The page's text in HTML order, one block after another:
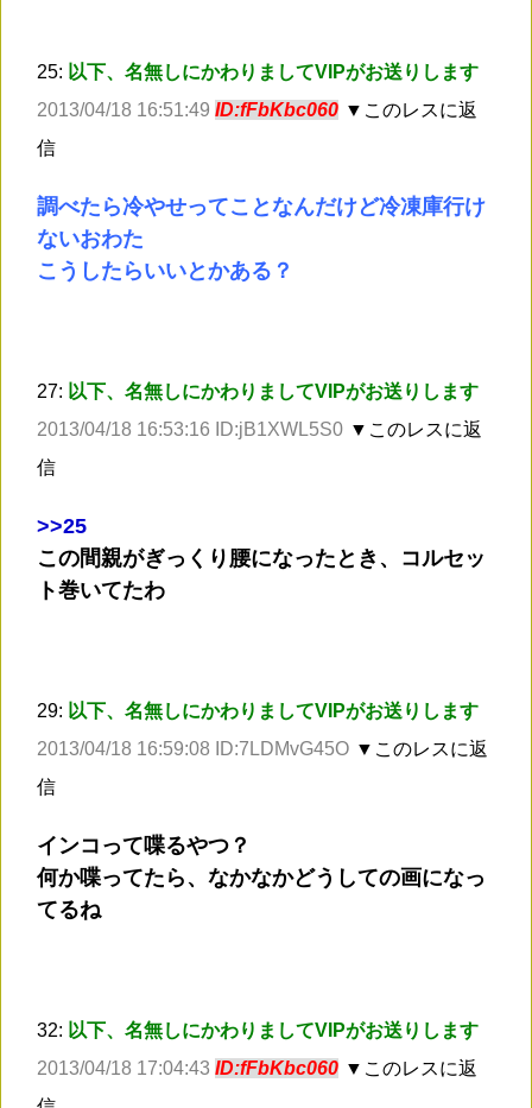
25: 以下、名無しにかわりましてVIPがお送りします
2013/04/18 16:51:49 ID:fFbKbc060 ▼このレスに返
信
調べたら冷やせってことなんだけど冷凍庫行け
ないおわた
こうしたらいいとかある？
27: 以下、名無しにかわりましてVIPがお送りします
2013/04/18 16:53:16 ID:jB1XWL5S0 ▼このレスに返
信
>>25
この間親がぎっくり腰になったとき、コルセッ
ト巻いてたわ
29: 以下、名無しにかわりましてVIPがお送りします
2013/04/18 16:59:08 ID:7LDMvG45O ▼このレスに返
信
インコって喋るやつ？
何か喋ってたら、なかなかどうしての画になっ
てるね
32: 以下、名無しにかわりましてVIPがお送りします
2013/04/18 17:04:43 ID:fFbKbc060 ▼このレスに返